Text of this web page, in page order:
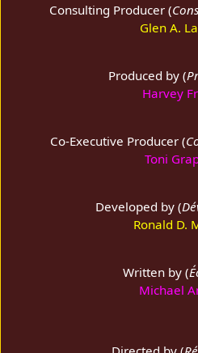
Consulting Producer (
Glen A.
Produced by (
Harvey
Co-Executive Producer (
Toni
Developed by (
Ronald D.
Written by (
Michael